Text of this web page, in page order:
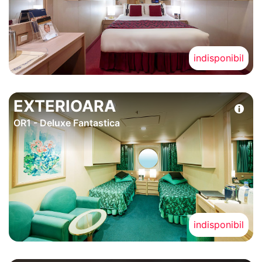
indisponibil
EXTERIOARA
OR1 - Deluxe Fantastica
indisponibil